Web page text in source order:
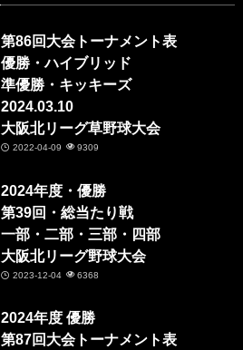
第86回大会トーナメント表
優勝・ハイブリッド
準優勝・キッキーズ
2024.03.10
大阪北リーグ草野球大会
2022-04-09 9309
2024年度・優勝
第39回・総当たり戦
一部・二部・三部・四部
大阪北リーグ野球大会
2023-12-04 6368
2024年度 優勝
第87回大会トーナメント表